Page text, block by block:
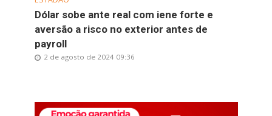
Dólar sobe ante real com iene forte e
aversão a risco no exterior antes de
payroll
2 de agosto de 2024 09:36